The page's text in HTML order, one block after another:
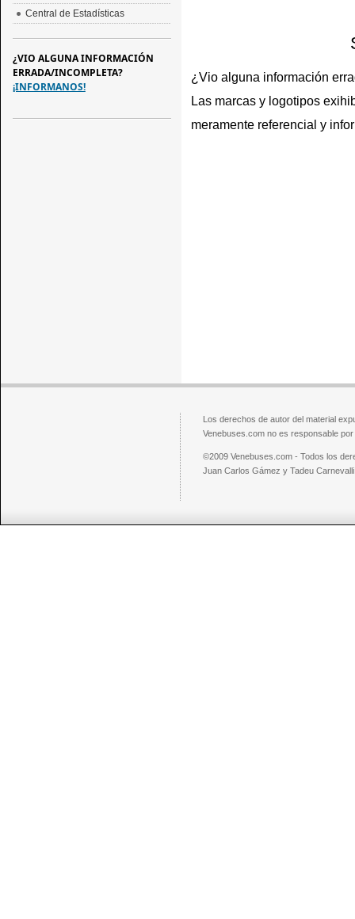
¿Vio alguna información
Las marcas y logotipos
meramente referencial y
Central de Estadísticas
¿VIO ALGUNA INFORMACIÓN
ERRADA/INCOMPLETA?
¡INFORMANOS!
Los derechos de autor del material
Venebuses.com no es responsable
©2009 Venebuses.com - Todos los
Juan Carlos Gámez y Tadeu Carnevalli